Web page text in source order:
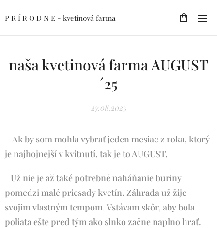
P R Í R O D N E - kvetinová farma
naša kvetinová farma AUGUST
´25
27.08.2025
Ak by som mohla vybrať jeden mesiac z roka, ktorý
je najhojnejší v kvitnutí, tak je to AUGUST.
Už nie je až také potrebné naháňanie buriny
pomedzi malé priesady kvetín. Záhrada už žije
svojim vlastným tempom. Vstávam skôr, aby bola
poliata ešte pred tým ako slnko začne naplno hrať.